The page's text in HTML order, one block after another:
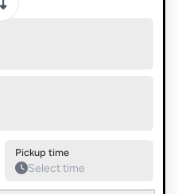
Pickup time